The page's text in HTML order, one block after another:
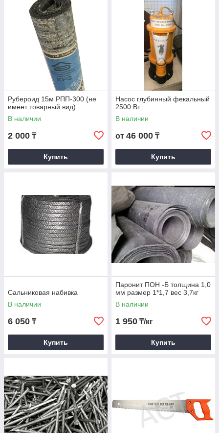
Рубероид 15м РПП-300 (не
имеет товарный вид)
В наличии
2 000 ₸
Купить
Насос глубинный фекальный
2500 Вт
В наличии
от 46 000 ₸
Купить
Сальниковая набивка
В наличии
6 050 ₸
Купить
Паронит ПОН -Б толщина 1,0
мм размер 1*1,7 вес 3,7кг
В наличии
1 950 ₸/кг
Купить